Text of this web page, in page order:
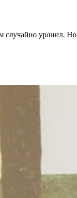
уронил.